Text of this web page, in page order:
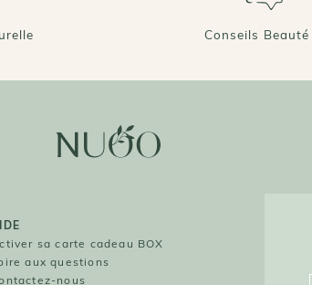
Conseils Beauté
sa carte cadeau BOX
aux questions
nous